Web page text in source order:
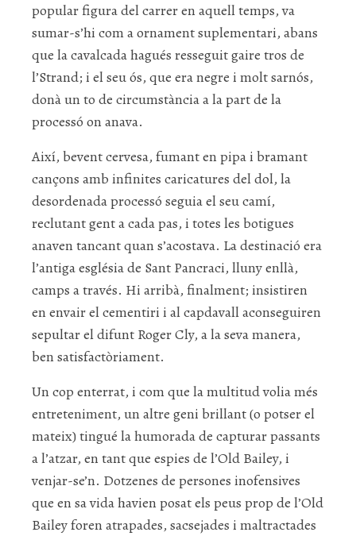
popular figura del carrer en aquell temps, va
sumar-s’hi com a ornament suplementari, abans
que la cavalcada hagués resseguit gaire tros de
l’Strand; i el seu ós, que era negre i molt sarnós,
donà un to de circumstància a la part de la
processó on anava.
Així, bevent cervesa, fumant en pipa i bramant
cançons amb infinites caricatures del dol, la
desordenada processó seguia el seu camí,
reclutant gent a cada pas, i totes les botigues
anaven tancant quan s’acostava. La destinació era
l’antiga església de Sant Pancraci, lluny enllà,
camps a través. Hi arribà, finalment; insistiren
en envair el cementiri i al capdavall aconseguiren
sepultar el difunt Roger Cly, a la seva manera,
ben satisfactòriament.
Un cop enterrat, i com que la multitud volia més
entreteniment, un altre geni brillant (o potser el
mateix) tingué la humorada de capturar passants
a l’atzar, en tant que espies de l’Old Bailey, i
venjar-se’n. Dotzenes de persones inofensives
que en sa vida havien posat els peus prop de l’Old
Bailey foren atrapades, sacsejades i maltractades